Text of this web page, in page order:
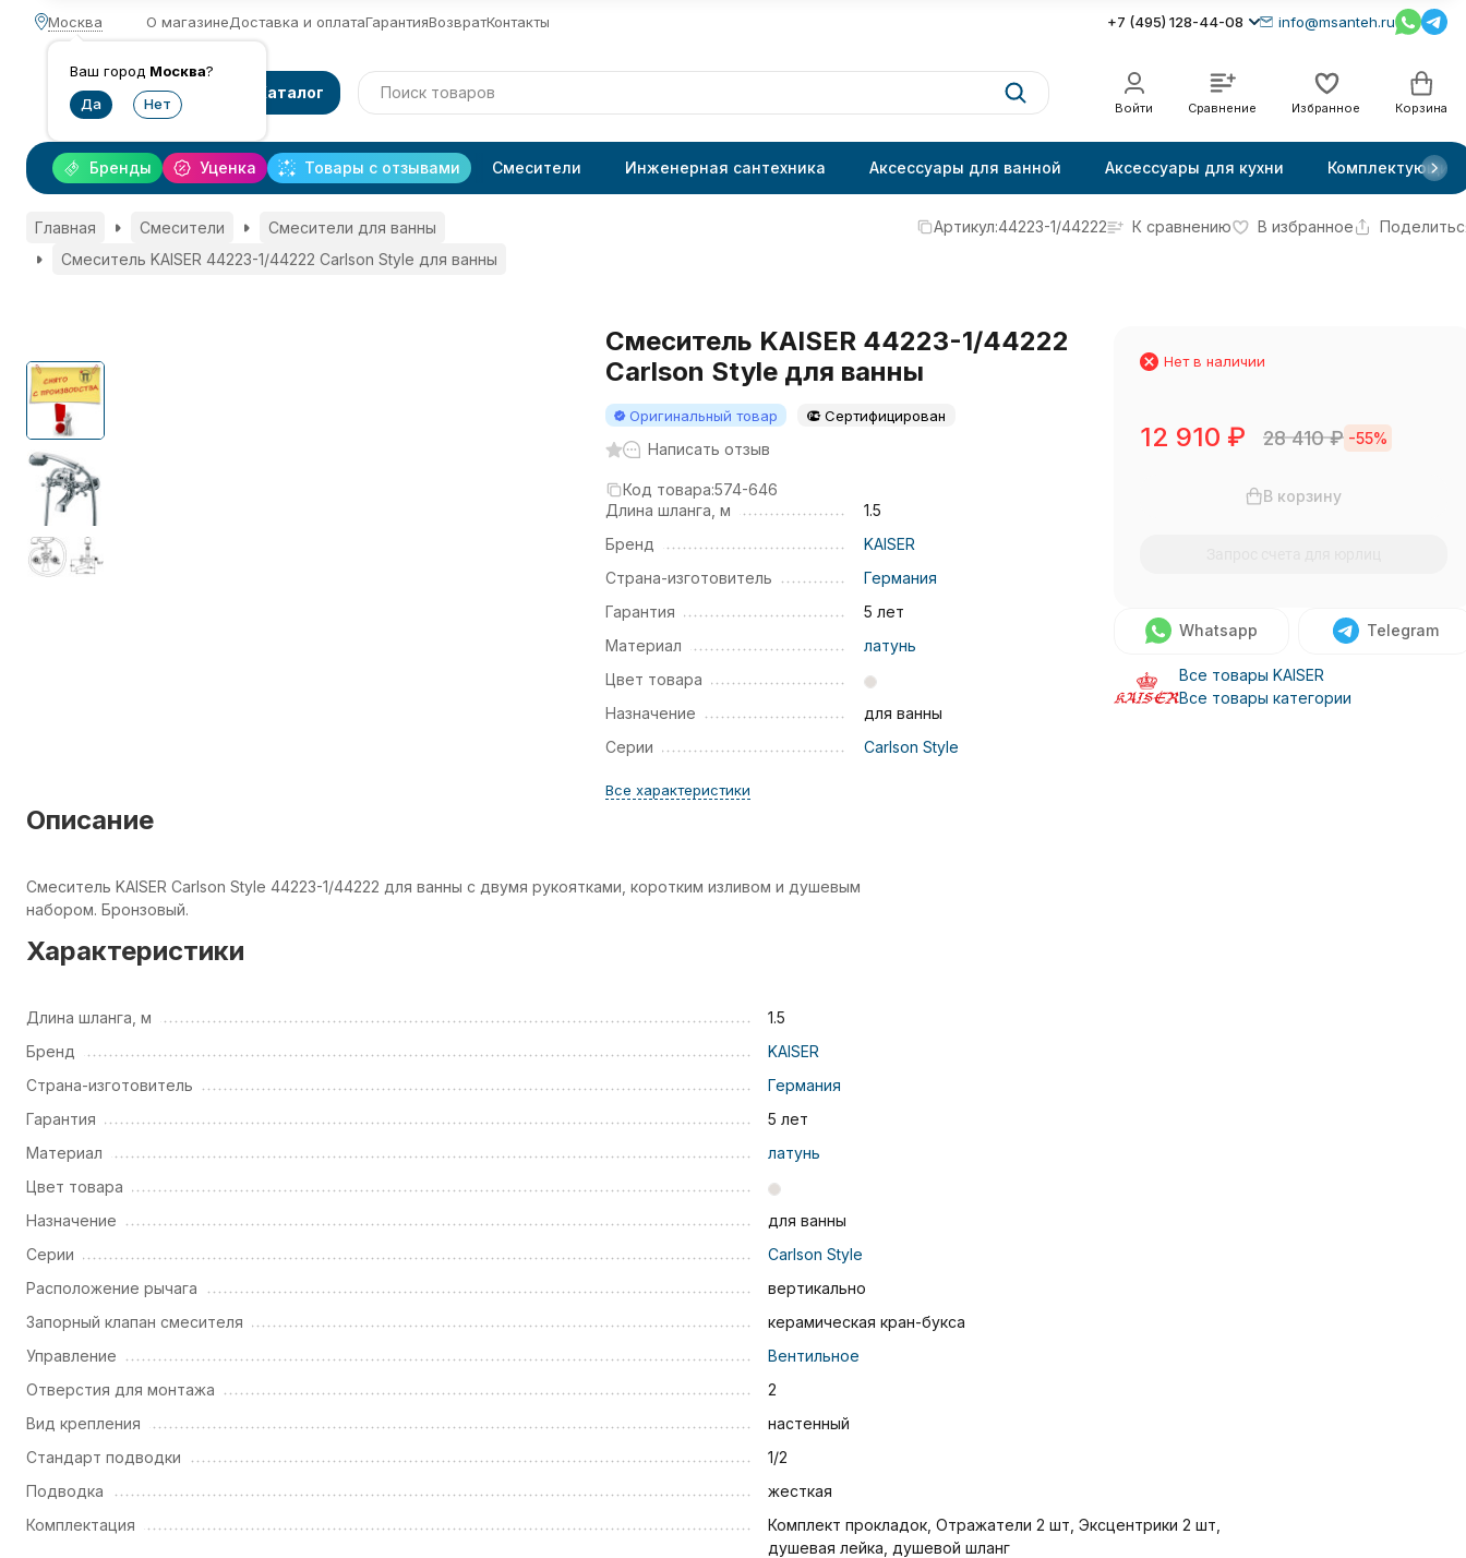
Москва
Ваш город Москва?
О магазинеДоставка и оплатаГарантияВозвратКонтакты +7 (495) 128-44-08 info@msanteh.ru
Каталог
Войти Сравнение Избранное Корзина
Уценка Товары с отзывами
Бренды Смесители Инженерная сантехника Аксессуары для ванной Аксессуары для кухни Комплектующие
Главная Смесители
Смесители для ванны
Смеситель KAISER 44223-1/44222 Carlson Style для ванны
Артикул:44223-1/44222 К сравнению В избранное
Смеситель KAISER 44223-1/44222
Carlson Style для ванны
Оригинальный товар Сертифицирован
Написать отзыв
Код товара:574-646
Длина шланга, м
1.5
Бренд
KAISER
Страна-изготовитель
Германия
Гарантия
5 лет
Материал
латунь
Цвет товара
Назначение
для ванны
Серии
Carlson Style
Все характеристики
Нет в наличии
12 910 ₽ 28 410₽ -55%
В корзину
Whatsapp Telegram
Все товары KAISER
Все товары категории
Описание
Смеситель KAISER Carlson Style 44223-1/44222 для ванны с двумя рукоятками, коротким изливом и душевым
набором. Бронзовый.
Характеристики
Длина шланга, м
1.5
Бренд
KAISER
Страна-изготовитель
Германия
Гарантия
5 лет
Материал
латунь
Цвет товара
Назначение
для ванны
Серии
Carlson Style
Расположение рычага
вертикально
Запорный клапан смесителя
керамическая кран-букса
Управление
Вентильное
Отверстия для монтажа
2
Вид крепления
настенный
Стандарт подводки
1/2
Подводка
жесткая
Комплектация
Комплект прокладок, Отражатели 2 шт, Эксцентрики 2 шт,
душевая лейка, душевой шланг